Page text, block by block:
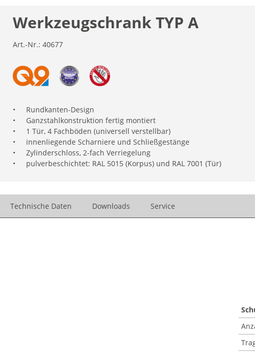
Werkzeugschrank TYP A
Art.-Nr.: 40677
•
Rundkanten-Design
•
Ganzstahlkonstruktion fertig montiert
•
1 Tür, 4 Fachböden (universell verstellbar)
•
innenliegende Scharniere und Schließgestänge
•
Zylinderschloss, 2-fach Verriegelung
•
pulverbeschichtet: RAL 5015 (Korpus) und RAL 7001 (Tür)
Technische Daten Downloads Service